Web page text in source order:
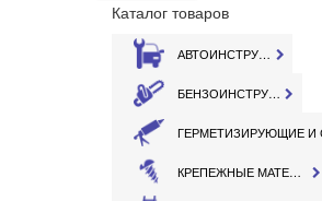
Каталог товаров
АВТОИНСТРУМЕНТ
БЕНЗОИНСТРУМЕНТ
КРЕПЕЖНЫЕ МАТЕРИАЛЫ